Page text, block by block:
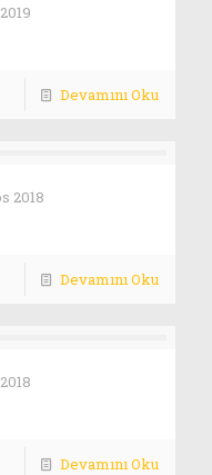
Devamını Oku
2018
Devamını Oku
Devamını Oku